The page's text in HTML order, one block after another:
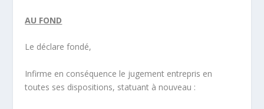
AU FOND
Le déclare fondé,
Infirme en conséquence le jugement entrepris en
toutes ses dispositions, statuant à nouveau :